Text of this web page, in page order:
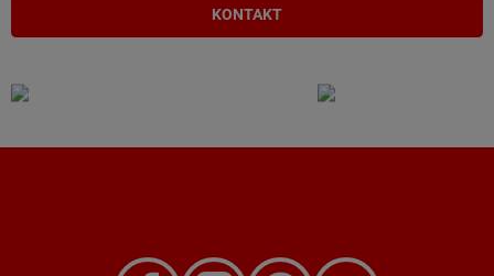
KONTAKT